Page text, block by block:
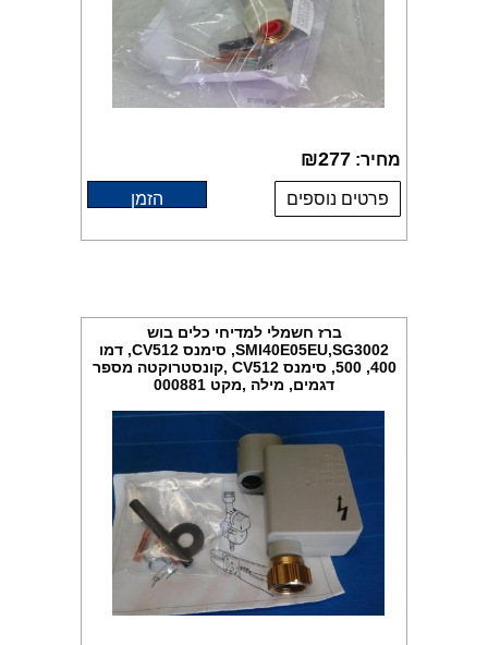
מחיר: ₪277
פרטים נוספים הזמן
ברז חשמלי למדיחי כלים בוש
SMI40E05EU,SG3002, סימנס CV512, דמו
400, 500, סימנס CV512 ,קונסטרוקטה מספר
דגמים, מילה ,מקט 000881